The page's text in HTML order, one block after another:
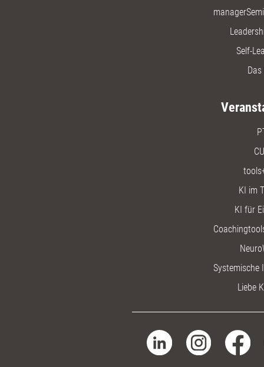
Self-
KI im
KI für
Systemische
Liebe